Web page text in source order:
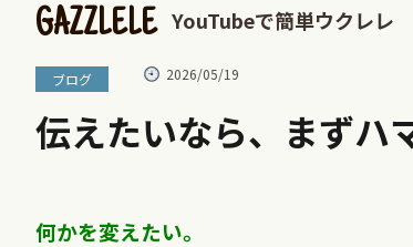
GAZZLELE YouTubeで簡単ウクレレ
ブログ 2026/05/19
伝えたいなら、まずハ
何かを変えたい。